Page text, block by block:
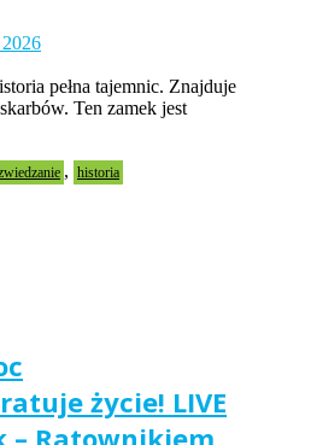
pełna tajemnic. Znajduje
Ten zamek jest
, historia
życie! LIVE